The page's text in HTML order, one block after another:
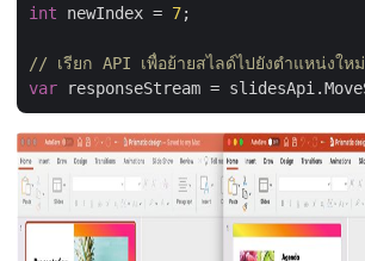
int newIndex = 7;
// เรียก API เพื่อย้ายสไลด์ไปยังตำแหน่งใหม่
var